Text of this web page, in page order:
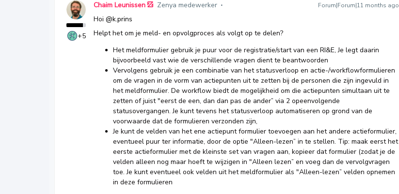
+5
Chaim Leunissen Zenya medewerker Forum|Forum|11 months ago
Hoi ​ @k.prins
Helpt het om je meld- en opvolgproces als volgt op te delen?
Het meldformulier gebruik je puur voor de registratie/start van een RI&E, Je legt daarin
bijvoorbeeld vast wie de verschillende vragen dient te beantwoorden
Vervolgens gebruik je een combinatie van het statusverloop en actie-/workflowformulieren
om de vragen in de vorm van actiepunten uit te zetten bij de personen die zijn ingevuld in
het meldformulier. De workflow biedt de mogelijkheid om die actiepunten simultaan uit te
zetten of juist "eerst de een, dan dan pas de ander” via 2 opeenvolgende
statusovergangen. Je kunt tevens het statusverloop automatiseren op grond van de
voorwaarde dat de formulieren verzonden zijn,
Je kunt de velden van het ene actiepunt formulier toevoegen aan het andere actieformulier,
eventueel puur ter informatie, door de optie "Alleen-lezen” in te stellen. Tip: maak eerst het
eerste actieformulier met de kleinste set van vragen aan, kopieer dat formulier (zodat je de
velden alleen nog maar hoeft te wijzigen in "Alleen lezen” en voeg dan de vervolgvragen
toe. Je kunt eventueel ook velden uit het meldformulier als "Alleen-lezen” velden opnemen
in deze formulieren